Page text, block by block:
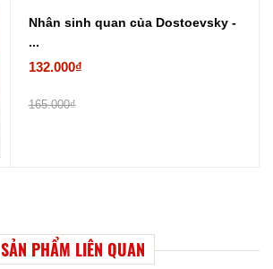
Nhân sinh quan của Dostoevsky -
...
132.000₫
165.000₫
SẢN PHẨM LIÊN QUAN